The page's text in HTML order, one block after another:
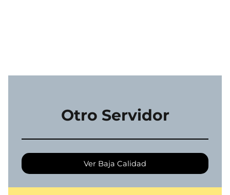
Otro Servidor
Ver Baja Calidad